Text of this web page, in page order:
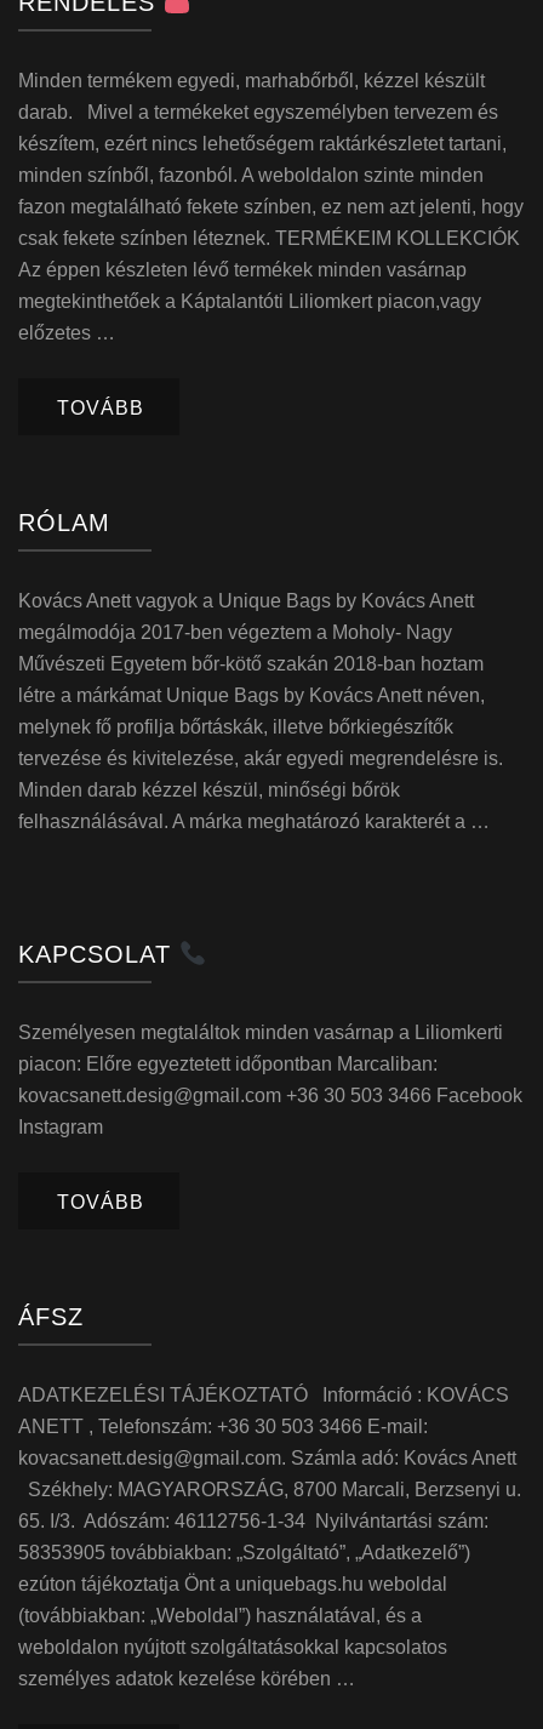
Minden termékem egyedi, marhabőrből, kézzel készült
darab. Mivel a termékeket egyszemélyben tervezem és
készítem, ezért nincs lehetőségem raktárkészletet tartani,
minden színből, fazonból. A weboldalon szinte minden
fazon megtalálható fekete színben, ez nem azt jelenti, hogy
csak fekete színben léteznek. TERMÉKEIM KOLLEKCIÓK
Az éppen készleten lévő termékek minden vasárnap
megtekinthetőek a Káptalantóti Liliomkert piacon,vagy
előzetes …
TOVÁBB
RÓLAM
Kovács Anett vagyok a Unique Bags by Kovács Anett
megálmodója 2017-ben végeztem a Moholy- Nagy
Művészeti Egyetem bőr-kötő szakán 2018-ban hoztam
létre a márkámat Unique Bags by Kovács Anett néven,
melynek fő profilja bőrtáskák, illetve bőrkiegészítők
tervezése és kivitelezése, akár egyedi megrendelésre is.
Minden darab kézzel készül, minőségi bőrök
felhasználásával. A márka meghatározó karakterét a …
KAPCSOLAT
Személyesen megtaláltok minden vasárnap a Liliomkerti
piacon: Előre egyeztetett időpontban Marcaliban:
kovacsanett.desig@gmail.com +36 30 503 3466 Facebook
Instagram
TOVÁBB
ÁFSZ
ADATKEZELÉSI TÁJÉKOZTATÓ Információ : KOVÁCS
ANETT , Telefonszám: +36 30 503 3466 E-mail:
kovacsanett.desig@gmail.com. Számla adó: Kovács Anett
Székhely: MAGYARORSZÁG, 8700 Marcali, Berzsenyi u.
65. I/3. Adószám: 46112756-1-34 Nyilvántartási szám:
58353905 továbbiakban: „Szolgáltató”, „Adatkezelő”)
ezúton tájékoztatja Önt a uniquebags.hu weboldal
(továbbiakban: „Weboldal”) használatával, és a
weboldalon nyújtott szolgáltatásokkal kapcsolatos
személyes adatok kezelése körében …